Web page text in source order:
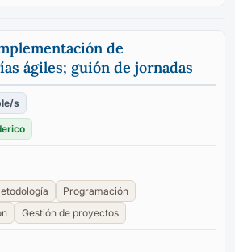
de
ágiles; guión de jornadas
s
Programación
Gestión de proyectos